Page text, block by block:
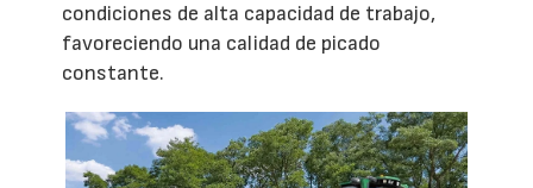
condiciones de alta capacidad de trabajo,
favoreciendo una calidad de picado
constante.